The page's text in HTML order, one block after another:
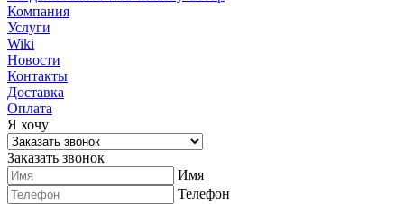
Компания
Услуги
Wiki
Новости
Контакты
Доставка
Оплата
Я хочу
Заказать звонок
Имя
Телефон